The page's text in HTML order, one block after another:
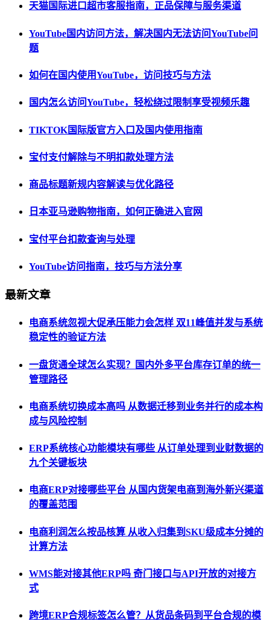
天猫国际进口超市客服指南，正品保障与服务渠道
YouTube国内访问方法，解决国内无法访问YouTube问
题
如何在国内使用YouTube，访问技巧与方法
国内怎么访问YouTube，轻松绕过限制享受视频乐趣
TIKTOK国际版官方入口及国内使用指南
宝付支付解除与不明扣款处理方法
商品标题新规内容解读与优化路径
日本亚马逊购物指南，如何正确进入官网
宝付平台扣款查询与处理
YouTube访问指南，技巧与方法分享
最新文章
电商系统忽视大促承压能力会怎样 双11峰值并发与系统
稳定性的验证方法
一盘货通全球怎么实现？国内外多平台库存订单的统一
管理路径
电商系统切换成本高吗 从数据迁移到业务并行的成本构
成与风险控制
ERP系统核心功能模块有哪些 从订单处理到业财数据的
九个关键板块
电商ERP对接哪些平台 从国内货架电商到海外新兴渠道
的覆盖范围
电商利润怎么按品核算 从收入归集到SKU级成本分摊的
计算方法
WMS能对接其他ERP吗 奇门接口与API开放的对接方
式
跨境ERP合规标签怎么管？从货品条码到平台合规的模